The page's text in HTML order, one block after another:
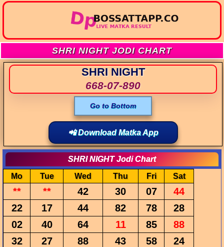
SHRI NIGHT JODI CHART
SHRI NIGHT
668-07-890
Go to Bottom
📲 Download Matka App
SHRI NIGHT Jodi Chart
Mo
Tue Wed Thu Fri Sat
** ** 42 30 07
44
22
17 44 82 78
28
02
40 64 11 85
88
32
27 88 43 58
24